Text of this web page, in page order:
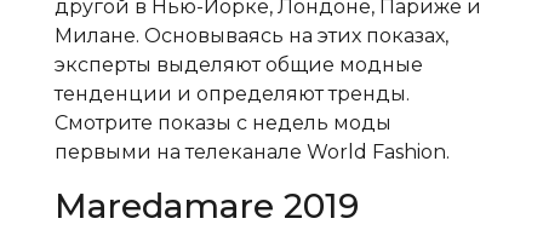
другой в Нью-Йорке, Лондоне, Париже и
Милане. Основываясь на этих показах,
эксперты выделяют общие модные
тенденции и определяют тренды.
Смотрите показы с недель моды
первыми на телеканале World Fashion.
Maredamare 2019